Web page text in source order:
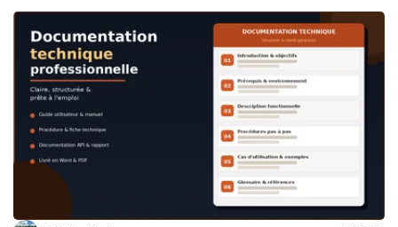
Validation fonctionnelle : Détection des anomalies et
validation avant mise en production. ✅ Bonus : Intégration
Web : Création et intégration de pages avec WordPress
(Elementor) et Directus. Outils maîtrisés : Jira • ClickUp •
XMind • Miro • Draw.io • Playwright • Postman Mon objectif
est vous aider à gagner du temps, éviter les
incompréhensions et avancer avec une vision claire du
projet. Contactez-moi dès maintenant pour discuter de
votre projet.